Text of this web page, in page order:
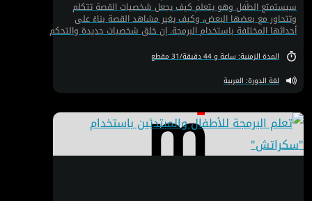
سيستمتع الطفل وهو يتعلم كيف يجعل شخصيات القصة تتكلم
وتتحاور مع بعضها البعض، وكيف يغير مشاهد القصة بناءً على
أحداثها المختلفة باستخدام البرمجة. إن خلق شخصيات جديدة والتحكم
المهارات التي سيكتسبها تساهم بشكل كبير في تطور شخصية
الطفل.
المدة الزمنية: ساعة و 44 دقيقة/31 مقطع
لغة الدورة: العربية